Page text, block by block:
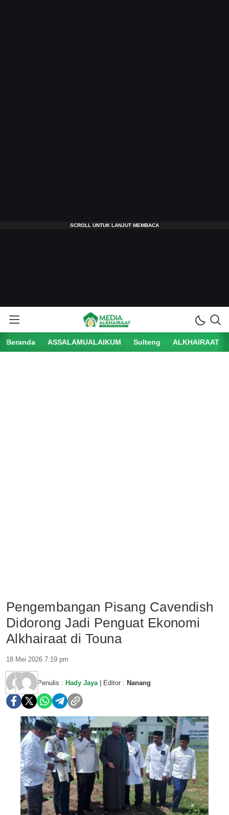
Beranda ASSALAMUALAIKUM Sulteng ALKHAIRAAT
Pengembangan Pisang Cavendish
Didorong Jadi Penguat Ekonomi
Alkhairaat di Touna
18 Mei 2026 7:19 pm
Penulis : Hady Jaya | Editor : Nanang